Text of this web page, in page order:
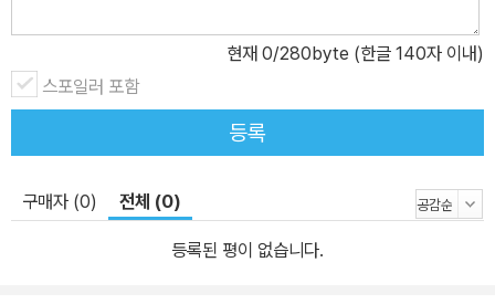
현재 0/280byte (한글 140자 이내)
스포일러 포함
등록
구매자 (0) 전체 (0)
등록된 평이 없습니다.